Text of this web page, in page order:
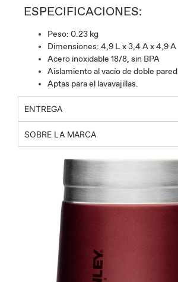
ESPECIFICACIONES:
Peso: 0.23 kg
Dimensiones: 4,9 L x 3,4 A x 4,9 A
Acero inoxidable 18/8, sin BPA
Aislamiento al vacío de doble pared
Aptas para el lavavajillas.
ENTREGA
SOBRE LA MARCA